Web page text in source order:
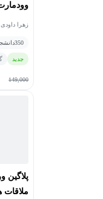
نویسی
زهرا داودی
350
جدید
149,000
پلاگین
ملاقات